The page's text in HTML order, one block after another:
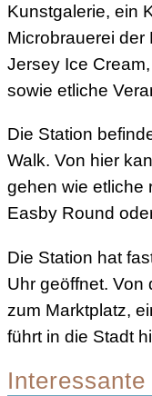
Kunstgalerie, ein
Microbrauerei der
Jersey Ice
sowie etliche
Die Station
Walk. Von hier
gehen wie etliche
Easby Round
Die Station hat
Uhr geöffnet. Von
zum Marktplatz,
führt in die Stadt